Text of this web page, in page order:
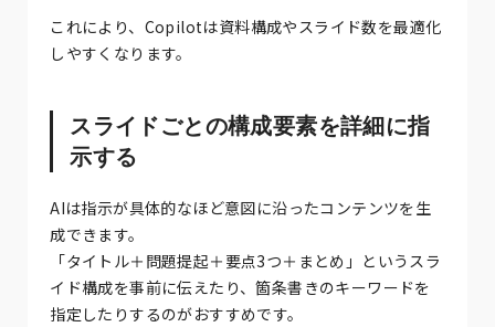
これにより、Copilotは資料構成やスライド数を最適化
しやすくなります。
スライドごとの構成要素を詳細に指
示する
AIは指示が具体的なほど意図に沿ったコンテンツを生
成できます。
「タイトル＋問題提起＋要点3つ＋まとめ」というスラ
イド構成を事前に伝えたり、箇条書きのキーワードを
指定したりするのがおすすめです。